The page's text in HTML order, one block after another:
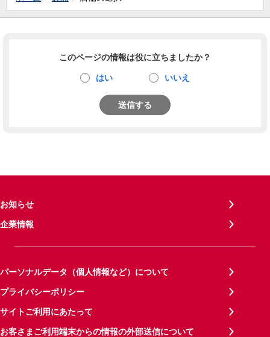
このページの情報は役に立ちましたか？
はい いいえ
送信する
お知らせ
企業情報
パーソナルデータ（個人情報など）について
プライバシーポリシー
サイトご利用にあたって
お客さまご利用端末からの情報の外部送信について